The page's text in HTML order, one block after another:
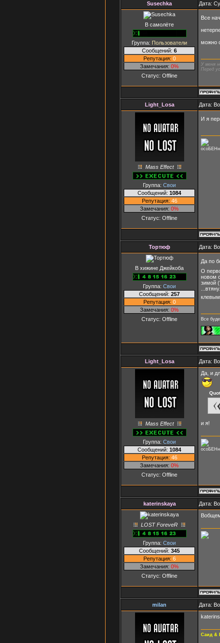
Susechka Дата:
В самолёте
Группа: Пользователи
Сообщений: 6
Репутация: 0
Замечания: 0%
Статус: Offline
Все
можно
У меня
Перед
Light_Losa Дата:
Mass Effect
Группа: Свои
Сообщений: 1084
Репутация: 46
Замечания: 0%
Статус: Offline
И я
Тортюф Дата:
В хижине Джейкоба
Группа: Свои
Сообщений: 257
Репутация: 0
Замечания: 0%
Статус: Offline
Да по
О
новом
зимой
Все
Light_Losa Дата:
Mass Effect
Группа: Свои
Сообщений: 1084
Репутация: 46
Замечания: 0%
Статус: Offline
Да, и
и я!
katerinskaya Дата:
LOST ForeveR
Группа: Свои
Сообщений: 345
Репутация: 6
Замечания: 0%
Статус: Offline
milan Дата:
Саид &